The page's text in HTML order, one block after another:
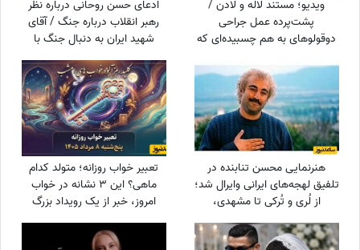
ویدیو؛ مستند لاله و لادن /
پشت‌پرده عمل جراحی
دوقولوهای به هم چسبیده‌ای که
ادعای حسن روحانی درباره نظر
رهبر انقلاب درباره جنگ / آقای
شهید ایران به دنبال جنگ با
آمریکا بود؟
هنرنمایی محسن تنابنده در
تلفیق لهجه‌های ایرانی وایرال شد؛
از لُری و تُرکی تا مشهدی،
مازندرانی و فارسی دری + ویدئو
تعبیر خواب روزانه؛ متولد کدام
ماهی؟ این 3 نشانه در خواب
امروز، خبر از یک رویداد بزرگ
می‌دهند! / چهارشنبه 14 مرداد
1405